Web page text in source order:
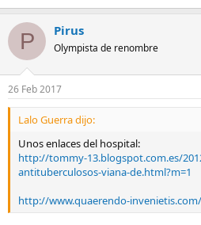
P Pirus
Olympista de renombre
26 Feb 2017
Lalo Guerra dijo:
Unos enlaces del hospital:
http://tommy-13.blogspot.com.es/
antituberculosos-viana-de.html?m=1
http://www.quaerendo-